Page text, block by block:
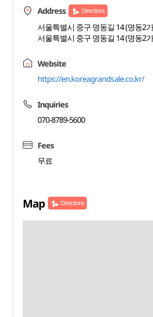
Address Directions
서울특별시 중구 명동길 14 (명동2
서울특별시 중구 명동길 14 (명동2
Website
https://en.koreagrandsale.co.kr/
Inquiries
070-8789-5600
Fees
무료
Map Directions